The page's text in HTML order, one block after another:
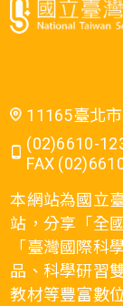
11165臺北
(02)6610-
FAX
本網站為國立
站，分享「全
「臺灣國際科
品、科學研習
教材等豐富數